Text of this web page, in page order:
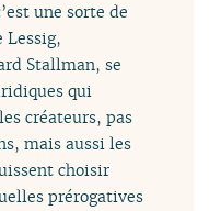
une sorte de
Lessig,
Stallman, se
qui
créateurs, pas
mais aussi les
choisir
prérogatives